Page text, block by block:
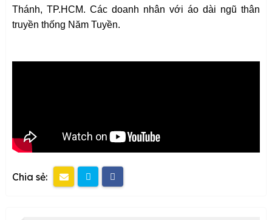
Thánh, TP.HCM. Các doanh nhân với áo dài ngũ thân
truyền thống Năm Tuyền.
Chia sẻ: